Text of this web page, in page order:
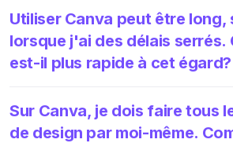
Utiliser Canva peut être long,
lorsque j'ai des délais serrés.
est-il plus rapide à cet égard?
Sur Canva, je dois faire tous
de design par moi-même.